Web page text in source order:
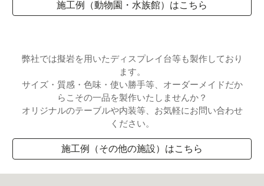
施工例（動物園・水族館）はこちら
弊社では擬岩を用いたディスプレイ台等も製作しており
ます。
サイズ・質感・色味・使い勝手等、オーダーメイドだか
らこその一品を製作いたしませんか？
オリジナルのテーブルや内装等、 お気軽にお問い合わせ
ください。
施工例（その他の施設）はこちら